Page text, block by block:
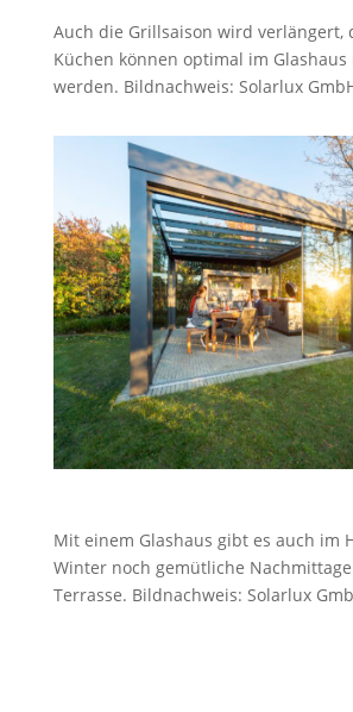
Auch die Grillsaison wird verlängert,
Küchen können optimal im
werden. Bildnachweis: Solarlux
Mit einem Glashaus gibt es auch im
Winter noch gemütliche
Terrasse. Bildnachweis: Solarlux